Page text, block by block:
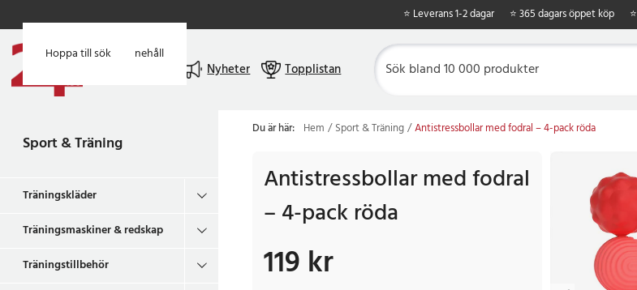
Hoppa till huvudinnehåll
Hoppa till sök
⭐ Leverans 1-2 dagar ⭐ 365 dagars öppet köp ⭐
Nyheter Topplistan
Sport & Träning
Träningskläder
Träningsmaskiner & redskap
Träningstillbehör
Du är här: Hem Sport & Träning Antistressbollar med fodral – 4-pack röda
Antistressbollar med fodral
– 4-pack röda
Pris:119 kr
119 kr